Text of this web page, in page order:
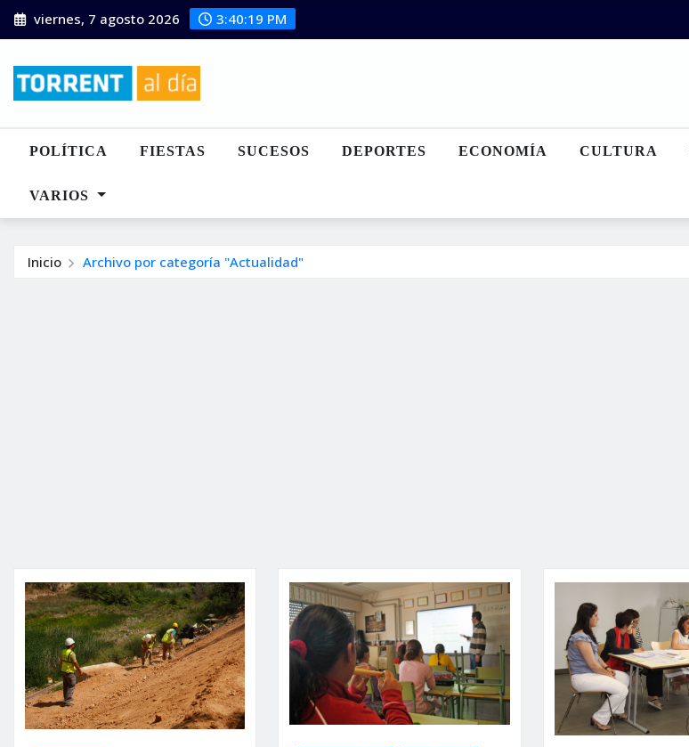
Saltar
al
viernes, 7 agosto 2026 3:40:20 PM
POLÍTICA FIESTAS SUCESOS DEPORTES ECONOMÍA CULTURA
VARIOS
Inicio Archivo por categoría "Actualidad"